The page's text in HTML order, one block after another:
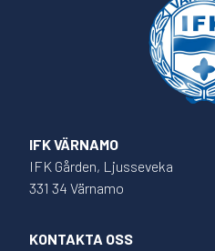
IFK VÄRNAMO
IFK Gården, Ljusseveka
331 34 Värnamo
KONTAKTA OSS